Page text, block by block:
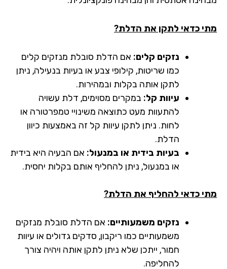
כדאי לתקן את הדלת?
נזקים קלים:אם הדלת סובלת מנזקים קלים
כמו שריטות, קילופי צבע או בעיות בנעילה, ניתן
לתקן אותה בקלות ובמהירות.
עיוות קל:במקרים מסוימים, דלת עשויה
להתעוות מעט כתוצאה משינויי טמפרטורה או
לחות. ניתן לתקן עיוות קל זה באמצעות כיוון
הדלת.
בעיות בידית או במנעול:אם הבעיה היא בידית
או במנעול, ניתן להחליף אותם בקלות יחסית.
כדאי להחליף את הדלת?
נזקים משמעותיים:אם הדלת סובלת מנזקים
משמעותיים כמו ריקבון, סדקים גדולים או עיוות
חמור, ייתכן שלא ניתן לתקן אותה ויהיה צורך
להחליפה.